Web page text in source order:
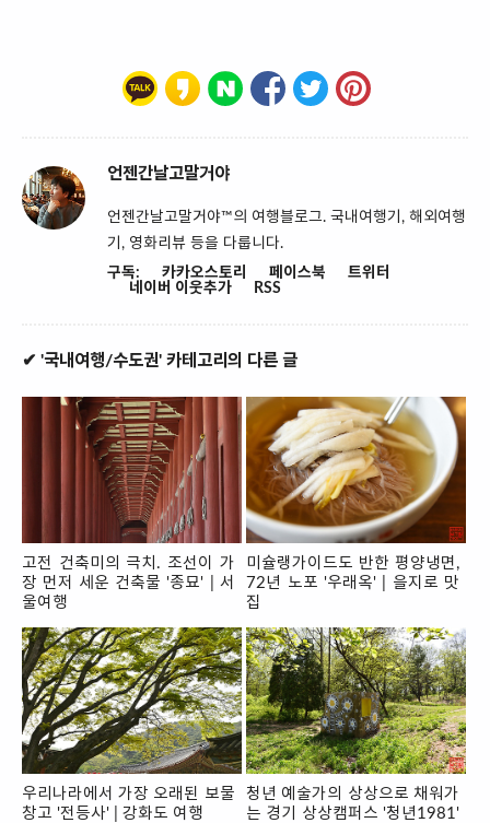
언젠간날고말거야
언젠간날고말거야™의 여행블로그. 국내여행기, 해외여행
기, 영화리뷰 등을 다룹니다.
구독:
카카오스토리 페이스북
트위터
네이버 이웃추가
RSS
✔ '국내여행/수도권' 카테고리의 다른 글
고전 건축미의 극치. 조선이 가
장 먼저 세운 건축물 '종묘' | 서
울여행
미슐랭가이드도 반한 평양냉면,
72년 노포 '우래옥' | 을지로 맛
집
우리나라에서 가장 오래된 보물
창고 '전등사' | 강화도 여행
청년 예술가의 상상으로 채워가
는 경기 상상캠퍼스 '청년1981'